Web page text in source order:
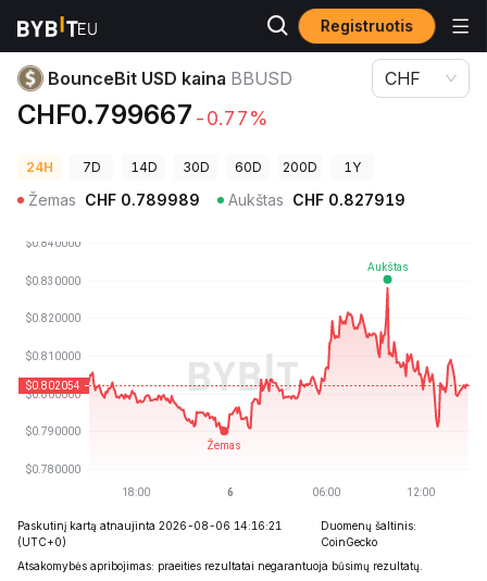
Registruotis
Kriptovaliutų kainos BounceBit USD kaina BBUSD
BounceBit USD kaina BBUSD
CHF0.799667 -0.77%
CHF
24H 7D 14D 30D 60D 200D 1Y
Žemas CHF 0.789989 Aukštas CHF 0.827919
Paskutinį kartą atnaujinta 2026-08-06 14:16:21
(UTC+0)
Duomenų šaltinis:
CoinGecko
Atsakomybės apribojimas: praeities rezultatai negarantuoja būsimų rezultatų.